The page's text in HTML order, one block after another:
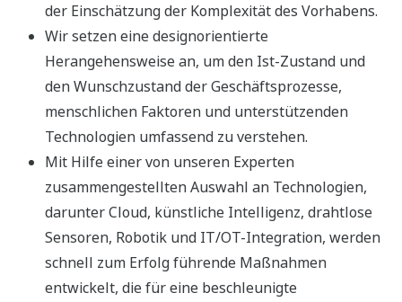
der Einschätzung der Komplexität des Vorhabens.
Wir setzen eine designorientierte
Herangehensweise an, um den Ist-Zustand und
den Wunschzustand der Geschäftsprozesse,
menschlichen Faktoren und unterstützenden
Technologien umfassend zu verstehen.
Mit Hilfe einer von unseren Experten
zusammengestellten Auswahl an Technologien,
darunter Cloud, künstliche Intelligenz, drahtlose
Sensoren, Robotik und IT/OT-Integration, werden
schnell zum Erfolg führende Maßnahmen
entwickelt, die für eine beschleunigte